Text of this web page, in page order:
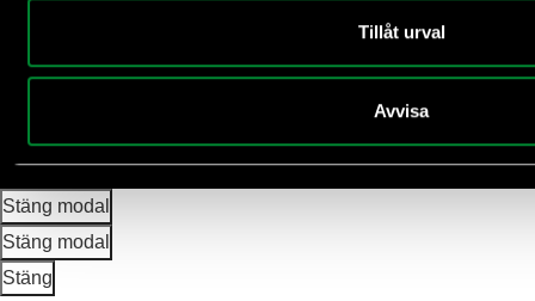
Tillåt urval
Avvisa
naturen
© 2026 Stiftelsen Världsnaturfonden WWF.
Bildmodal
Den här modalen visar en bild. Du kan ladda ner bilden
Ladda ned bild
Stäng modal
Stäng modal
Videomodal
Stäng